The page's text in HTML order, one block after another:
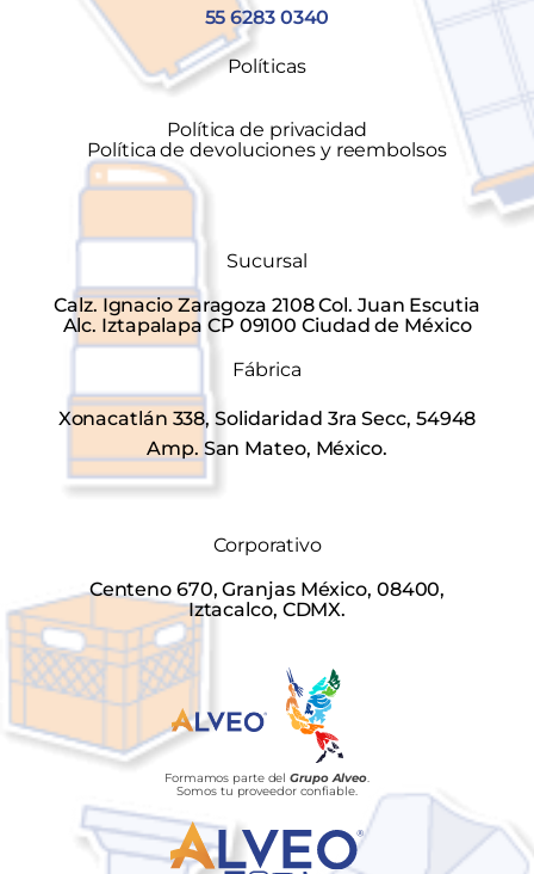
55 6283 0340
Políticas
Política de privacidad
Política de devoluciones y reembolsos
Sucursal
Calz. Ignacio Zaragoza 2108 Col. Juan Escutia
Alc. Iztapalapa CP 09100 Ciudad de México
Fábrica
Xonacatlán 338, Solidaridad 3ra Secc, 54948
Amp. San Mateo, México.
Corporativo
Centeno 670, Granjas México, 08400,
Iztacalco, CDMX.
Formamos parte delGrupo Alveo.
Somos tu proveedor confiable.